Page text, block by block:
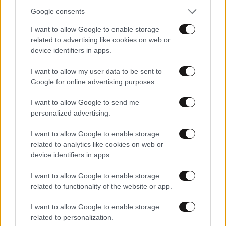
Google consents
I want to allow Google to enable storage
related to advertising like cookies on web or
device identifiers in apps.
I want to allow my user data to be sent to
Google for online advertising purposes.
I want to allow Google to send me
personalized advertising.
I want to allow Google to enable storage
related to analytics like cookies on web or
device identifiers in apps.
I want to allow Google to enable storage
related to functionality of the website or app.
I want to allow Google to enable storage
related to personalization.
Το Όρνεο- Ο Βασιλιάς του ουρανού
Αν σηκώσετε το βλέμμα σας κατά τη διάρκεια της